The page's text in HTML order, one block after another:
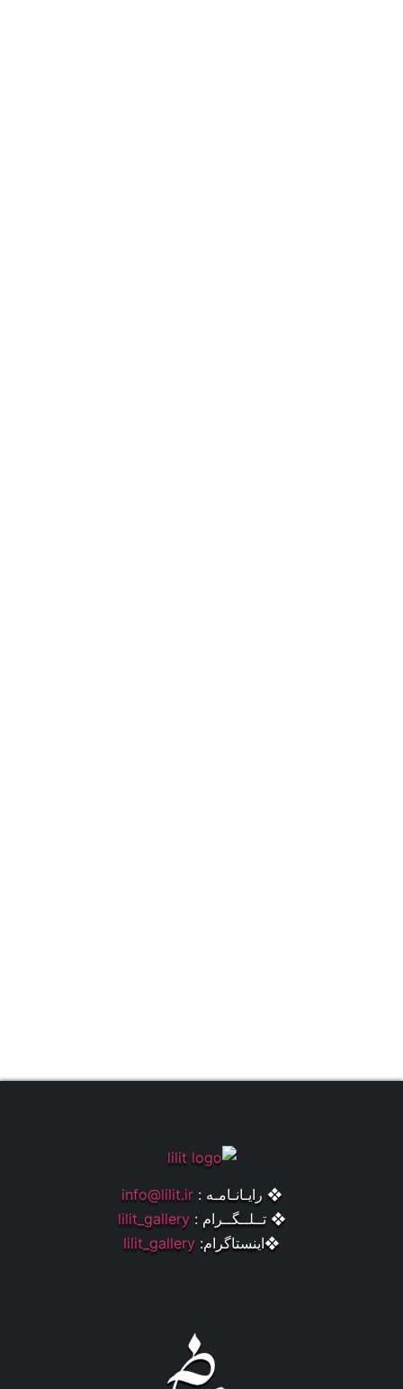
❖ رایـانـامـه : info@lilit.ir
❖ تــلــگــرام : lilit_gallery
❖اینستاگرام: lilit_gallery